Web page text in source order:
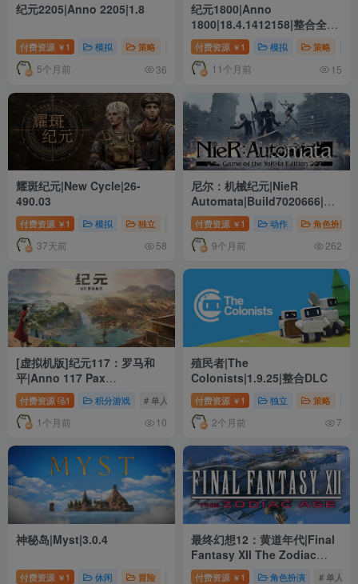
纪元2205|Anno 2205|1.8
付费资源 ￥ 1 模拟 策略 # 多人 # 模拟
5个月前 36
纪元1800|Anno
1800|18.4.1412158|整合全
DLC
付费资源 ￥ 1 模拟 策略
11个月前 15
耀斑纪元|New Cycle|26-
490.03
付费资源 ￥ 1 模拟 独立 策略 # 单人 # 模拟 # 策略
37天前 58
尼尔：机械纪元|NieR
Automata|Build7020666|整
合全DLC
付费资源 ￥ 1 动作 角色扮演
9个月前 262
[虚拟机版]纪元117：罗马和
平|Anno 117 Pax
Romana|1.5.2.1664499|整合
全DLC
付费资源 1 积分游戏 # 单人 # 多人 # 模拟
1个月前 10
殖民者|The
Colonists|1.9.25|整合DLC
付费资源 ￥ 1 独立 策略
2个月前 7
神秘岛|Myst|3.0.4
付费资源 ￥ 1 休闲 冒险 独立 # 单人 # 冒险 # 氛围
最终幻想12：黄道年代|Final
Fantasy XII The Zodiac
Age|1.0.4.0|整合全DLC
付费资源 ￥ 1 角色扮演 # 单人